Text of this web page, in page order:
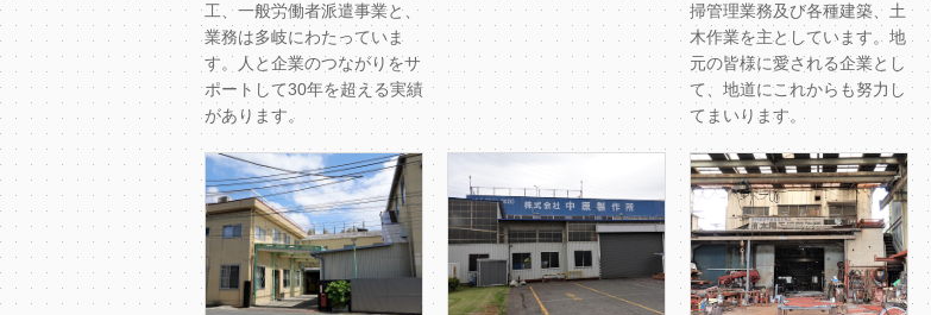
工、一般労働者派遣事業と、
業務は多岐にわたっていま
す。人と企業のつながりをサ
ポートして30年を超える実績
があります。
掃管理業務及び各種建築、土
木作業を主としています。地
元の皆様に愛される企業とし
て、地道にこれからも努力し
てまいります。